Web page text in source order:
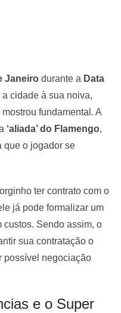
Janeiro durante a Data
cidade à sua noiva,
mostrou fundamental. A
‘aliada’ do Flamengo,
que o jogador se
ter contrato com o
já pode formalizar um
custos. Sendo assim, o
sua contratação o
possível negociação
e o Super